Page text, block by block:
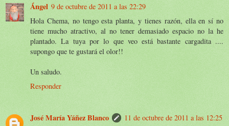
Ángel 9 de octubre de 2011 a las 22:29
Hola Chema, no tengo esta planta, y tienes razón, ella en sí no
tiene mucho atractivo, al no tener demasiado espacio no la he
plantado. La tuya por lo que veo está bastante cargadita ....
supongo que te gustará el olor!!
Un saludo.
Responder
José María Yáñez Blanco
11 de octubre de 2011 a las 12:25